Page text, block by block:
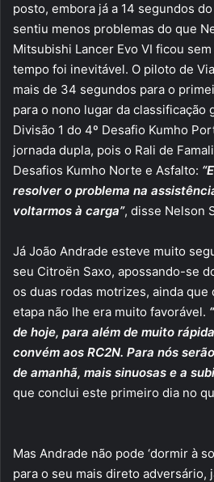
posto, embora já a 14 segundos
sentiu menos problemas do que
Mitsubishi Lancer Evo VI ficou
tempo foi inevitável. O piloto de
mais de 34 segundos para o
para o nono lugar da classificação
Divisão 1 do 4º Desafio Kumho
jornada dupla, pois o Rali de
Desafios Kumho Norte e Asfalto:
resolver o problema na
voltarmos à carga”, disse Nelson
Já João Andrade esteve muito
seu Citroën Saxo, apossando-se
os duas rodas motrizes, ainda que
etapa não lhe era muito favorável.
de hoje, para além de muito
convém aos RC2N. Para nós
de amanhã, mais sinuosas e a
que conclui este primeiro dia no
Mas Andrade não pode ‘dormir à
para o seu mais direto adversário,